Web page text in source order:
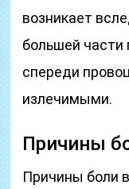
возникает
большей части
спереди
излечимыми.
Причины
Причины боли